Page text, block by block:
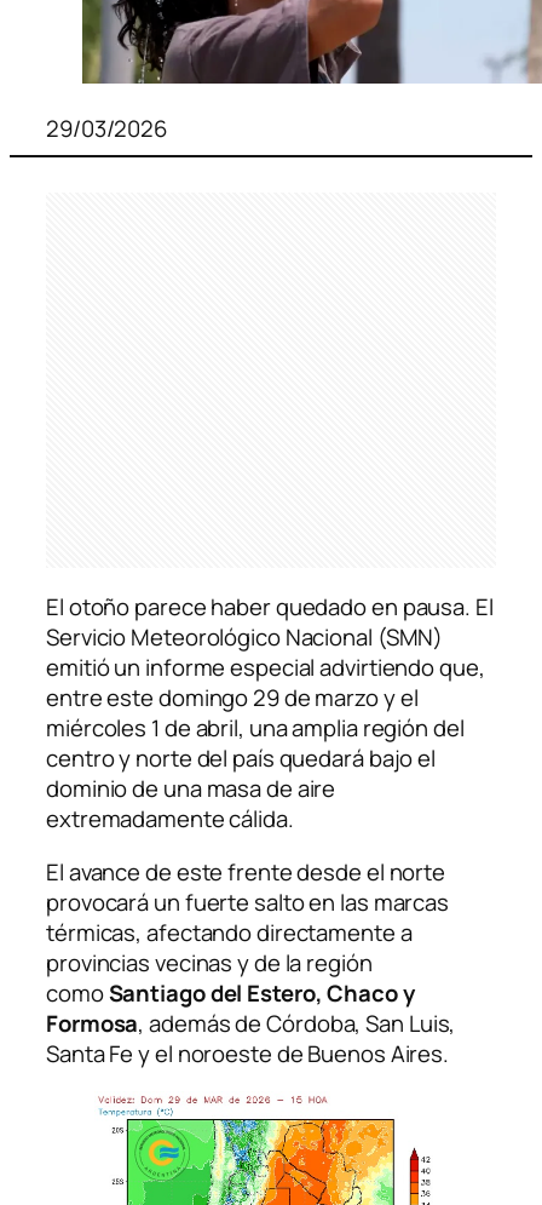
29/03/2026
El otoño parece haber quedado en pausa. El
Servicio Meteorológico Nacional (SMN)
emitió un informe especial advirtiendo que,
entre este domingo 29 de marzo y el
miércoles 1 de abril, una amplia región del
centro y norte del país quedará bajo el
dominio de una masa de aire
extremadamente cálida.
El avance de este frente desde el norte
provocará un fuerte salto en las marcas
térmicas, afectando directamente a
provincias vecinas y de la región
comoSantiago del Estero, Chaco y
Formosa, además de Córdoba, San Luis,
Santa Fe y el noroeste de Buenos Aires.